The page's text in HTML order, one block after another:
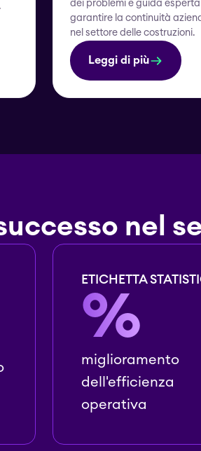
dei problemi e guida
garantire la continuità
nel settore delle costruzioni.
Leggi di più
nel
ETICHETTA
%
miglioramento
dell'efficienza
operativa